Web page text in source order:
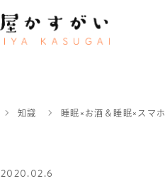
知識 睡眠×お酒＆睡眠×スマホ
2020.02.6